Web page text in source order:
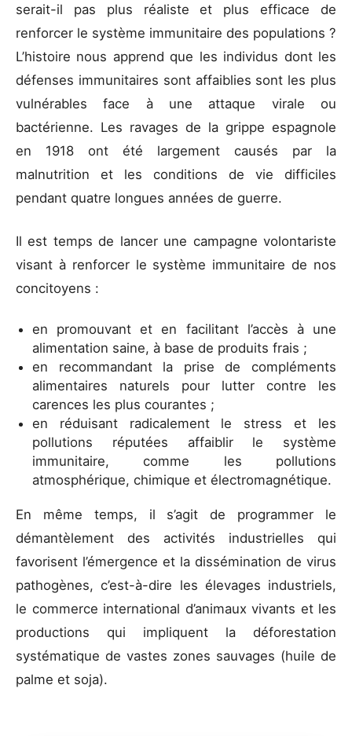
serait-il pas plus réaliste et plus efficace de
renforcer le système immunitaire des populations ?
L’histoire nous apprend que les individus dont les
défenses immunitaires sont affaiblies sont les plus
vulnérables face à une attaque virale ou
bactérienne. Les ravages de la grippe espagnole
en 1918 ont été largement causés par la
malnutrition et les conditions de vie difficiles
pendant quatre longues années de guerre.
Il est temps de lancer une campagne volontariste
visant à renforcer le système immunitaire de nos
concitoyens :
en promouvant et en facilitant l’accès à une
alimentation saine, à base de produits frais ;
en recommandant la prise de compléments
alimentaires naturels pour lutter contre les
carences les plus courantes ;
en réduisant radicalement le stress et les
pollutions réputées affaiblir le système
immunitaire, comme les pollutions
atmosphérique, chimique et électromagnétique.
En même temps, il s’agit de programmer le
démantèlement des activités industrielles qui
favorisent l’émergence et la dissémination de virus
pathogènes, c’est-à-dire les élevages industriels,
le commerce international d’animaux vivants et les
productions qui impliquent la déforestation
systématique de vastes zones sauvages (huile de
palme et soja).